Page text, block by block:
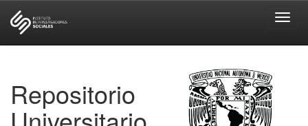
Repositorio